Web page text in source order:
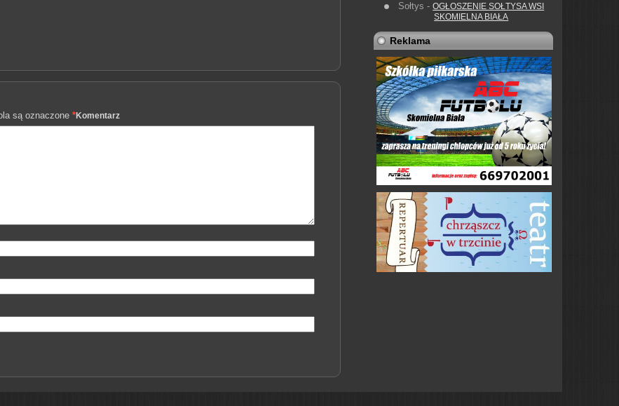
są oznaczone *Komentarz
Sołtys -OGŁOSZENIE SOŁTYSA WSI
SKOMIELNA BIAŁA
Reklama